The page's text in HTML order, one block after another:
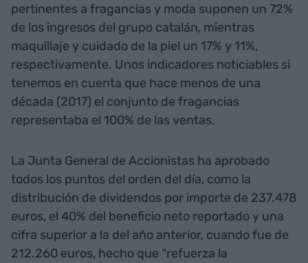
pertinentes a fragancias y moda suponen un 72%
de los ingresos del grupo catalán, mientras
maquillaje y cuidado de la piel un 17% y 11%,
respectivamente. Unos indicadores noticiables si
tenemos en cuenta que hace menos de una
década (2017) el conjunto de fragancias
representaba el 100% de las ventas.
La Junta General de Accionistas ha aprobado
todos los puntos del orden del día, como la
distribución de dividendos por importe de 237.478
euros, el 40% del beneficio neto reportado y una
cifra superior a la del año anterior, cuando fue de
212.260 euros, hecho que “refuerza la